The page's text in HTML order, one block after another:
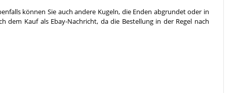
können Sie auch andere Kugeln, die Enden abgrundet oder in
dem Kauf als Ebay-Nachricht, da die Bestellung in der Regel nach